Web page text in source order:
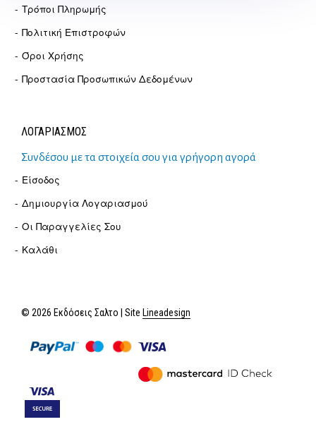
Τρόποι Πληρωμής
Πολιτική Επιστροφών
Όροι Χρήσης
Προστασία Προσωπικών Δεδομένων
ΛΟΓΑΡΙΑΣΜΟΣ
Συνδέσου με τα στοιχεία σου για γρήγορη αγορά
Είσοδος
Δημιουργία Λογαριασμού
Οι Παραγγελίες Σου
Καλάθι
© 2026 Εκδόσεις Σαλτο | Site Lineadesign